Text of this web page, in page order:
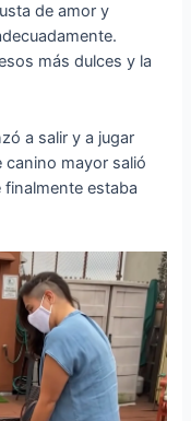
de amor y
más dulces y la
a salir y a jugar
mayor salió
estaba